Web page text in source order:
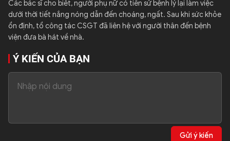
eMagazine
Podcast
Video
Infographic
Chuyên trang
Chuyên đề
Các bác sĩ cho biết, người phụ nữ có tiền sử bệnh lý lại làm việc
dưới thời tiết nắng nóng dẫn đến choáng, ngất. Sau khi sức khỏe
ổn định, tổ công tác CSGT đã liên hệ với người thân đến bệnh
viện đưa bà hát về nhà.
Ý KIẾN CỦA BẠN
Gửi ý kiến